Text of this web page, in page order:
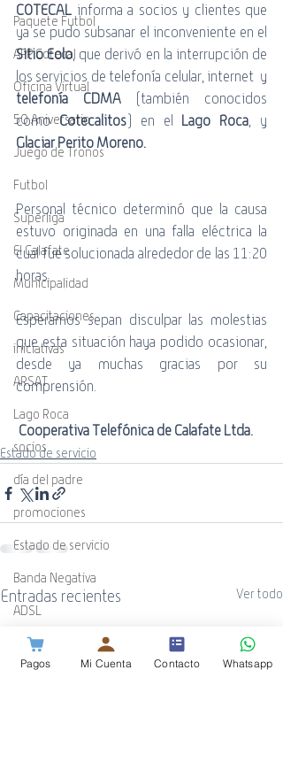
Paquete Futbol
APP Cotecal
Oficina Virtual
50 Aniversario
Juego de Tronos
Futbol
Superliga
El Calafate
Municipalidad
Capacitaciones
iniciativas
ARSAT
Lago Roca
socios
día del padre
promociones
Estado de servicio
Banda Negativa
ADSL
WiFi
COTECAL informa a socios y clientes que
Sitio Eolo, que derivó en la interrupción de
telefonía CDMA (también conocidos
como Cotecalitos) en el Lago Roca
Glaciar Perito Moreno.
Personal técnico determinó que la causa
estuvo originada en una falla eléctrica la
cual fue solucionada alrededor de las 11:20
horas.
Esperamos sepan disculpar las molestias
que esta situación haya podido ocasionar,
desde ya muchas gracias por su
comprensión.
Cooperativa Telefónica de Calafate Ltda.
Estado de servicio
Entradas recientes Ver todo
Pagos Mi Cuenta Contacto Whatsapp